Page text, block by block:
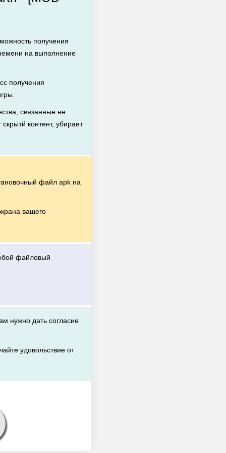
получения
на выполнение
получения
связанные не
контент, убирает
файл apk на
вашего
файловый
нужно дать согласие
удовольствие от